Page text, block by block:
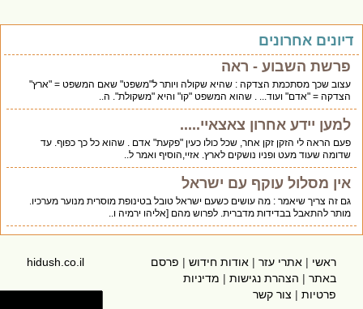
דיונים אחרונים
פרשת השבוע - ראה
עצוב שכך מסתכמת הצדקה : שהיא שקולה ויותר ל"משפט" שאם המשפט = "ארץ"
הצדקה = "אדם" ועוד... . שהוא המשפט "קו" והיא "משקולת". ה..
למען יידע אחרון צאצאיי.....
פעם הראה לי הזקן זקן אחר, שכל כולו כעין "פקעת" אדם . שהוא כל כך כפוף. עד
שדומה שעוד מעט ופניו נושקים לארץ. אזיי,הוסיף ואמר ל..
אין מסלול עוקף עם ישראל
גם זה צריך שיאמר : מה עושים כשעם ישראל טובל בטינופת מוסרית מנוער מערכיו.
מותר להתאבל בבדידות מדברית. לפרוש מהם [אליהו ירמיה ו..
ראשי | אתרי עזר | אודות חידוש | פרסם
באתר | הצהרת נגישות | מדיניות
פרטיות | צור קשר
hidush.co.il